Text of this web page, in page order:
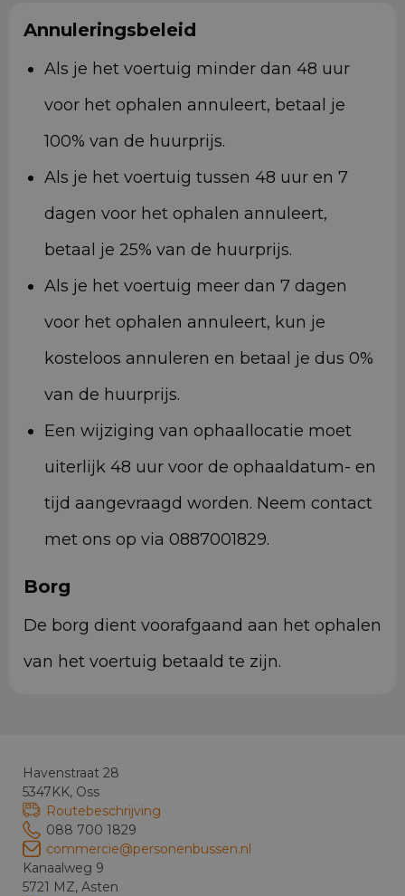
Annuleringsbeleid
Als je het voertuig minder dan 48 uur
voor het ophalen annuleert, betaal je
100% van de huurprijs.
Als je het voertuig tussen 48 uur en 7
dagen voor het ophalen annuleert,
betaal je 25% van de huurprijs.
Als je het voertuig meer dan 7 dagen
voor het ophalen annuleert, kun je
kosteloos annuleren en betaal je dus 0%
van de huurprijs.
Een wijziging van ophaallocatie moet
uiterlijk 48 uur voor de ophaaldatum- en
tijd aangevraagd worden. Neem contact
met ons op via 0887001829.
Borg
De borg dient voorafgaand aan het ophalen
van het voertuig betaald te zijn.
Havenstraat 28
5347KK, Oss
Routebeschrijving
088 700 1829
commercie@personenbussen.nl
Kanaalweg 9
5721 MZ, Asten